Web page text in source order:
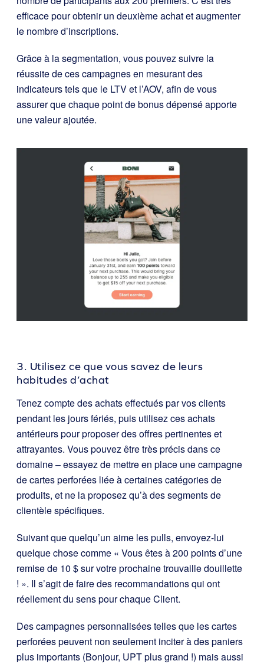
efficace pour obtenir un deuxième achat et augmenter
le nombre d’inscriptions.
Grâce à la segmentation, vous pouvez suivre la
réussite de ces campagnes en mesurant des
indicateurs tels que le LTV et l’AOV, afin de vous
assurer que chaque point de bonus dépensé apporte
une valeur ajoutée.
3. Utilisez ce que vous savez de leurs
habitudes d’achat
Tenez compte des achats effectués par vos clients
pendant les jours fériés, puis utilisez ces achats
antérieurs pour proposer des offres pertinentes et
attrayantes. Vous pouvez être très précis dans ce
domaine – essayez de mettre en place une campagne
de cartes perforées liée à certaines catégories de
produits, et ne la proposez qu’à des segments de
clientèle spécifiques.
Suivant que quelqu’un aime les pulls, envoyez-lui
quelque chose comme « Vous êtes à 200 points d’une
remise de 10 $ sur votre prochaine trouvaille douillette
! ». Il s’agit de faire des recommandations qui ont
réellement du sens pour chaque Client.
Des campagnes personnalisées telles que les cartes
perforées peuvent non seulement inciter à des paniers
plus importants (Bonjour, UPT plus grand !) mais aussi